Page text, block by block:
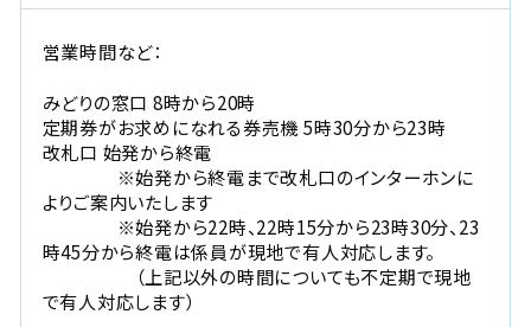
営業時間など：
みどりの窓口 8時から20時
定期券がお求めになれる券売機 5時30分から23時
改札口 始発から終電
※始発から終電まで改札口のインターホンに
よりご案内いたします
※始発から22時、22時15分から23時30分、23
時45分から終電は係員が現地で有人対応します。
（上記以外の時間についても不定期で現地
で有人対応します）